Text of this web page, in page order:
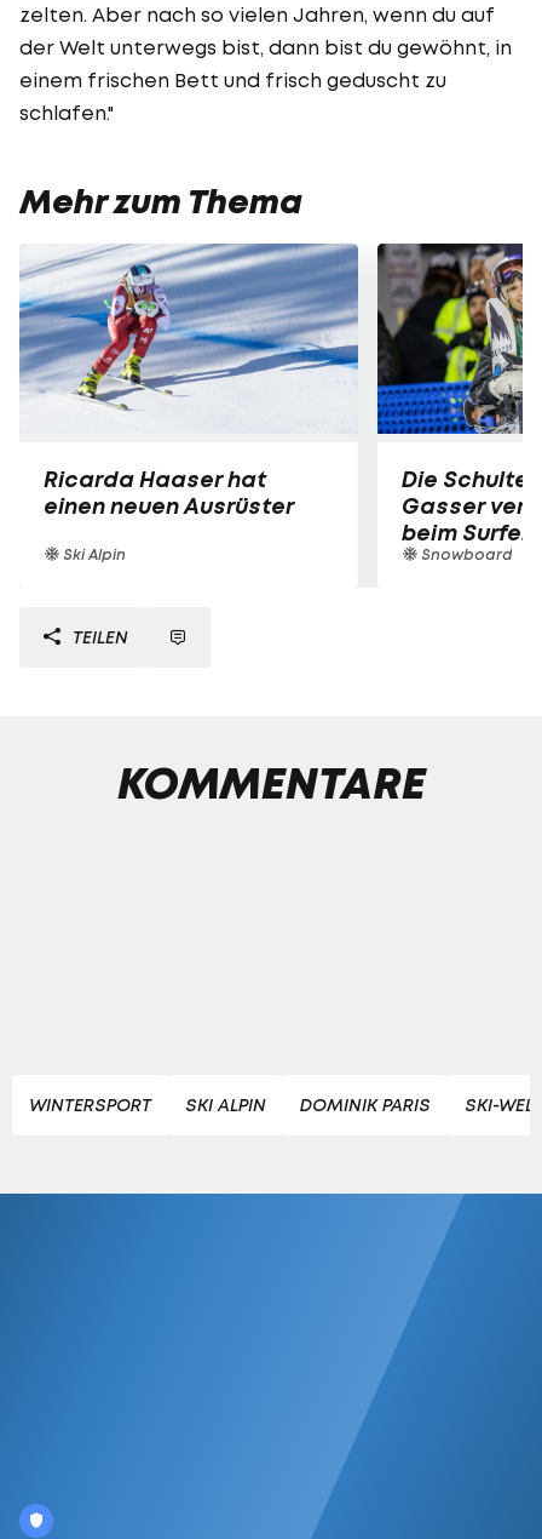
zelten. Aber nach so vielen Jahren, wenn du auf
der Welt unterwegs bist, dann bist du gewöhnt, in
einem frischen Bett und frisch geduscht zu
schlafen."
Mehr zum Thema
Ricarda Haaser hat
einen neuen Ausrüster
Ski Alpin
Die
Gasser
beim Surfen
Snowboard
TEILEN
KOMMENTARE
WINTERSPORT SKI ALPIN DOMINIK PARIS SKI-